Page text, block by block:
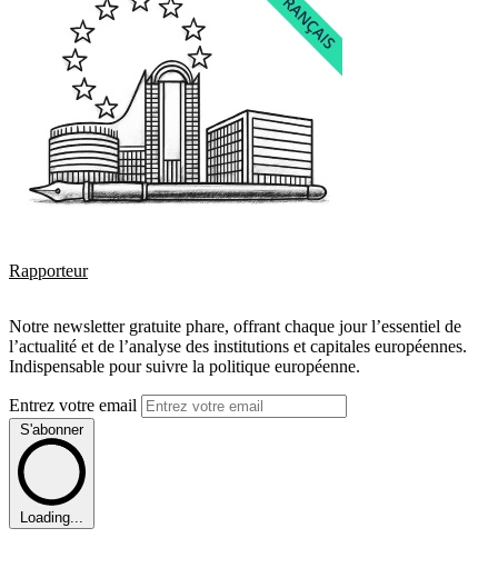
Rapporteur
Notre newsletter gratuite phare, offrant chaque jour l’essentiel de
l’actualité et de l’analyse des institutions et capitales européennes.
Indispensable pour suivre la politique européenne.
Entrez votre email
S'abonner
Loading...